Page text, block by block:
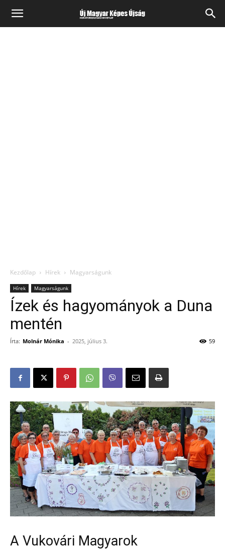
Kezdőlap Hírek Magyarságunk
Hírek Magyarságunk
Ízek és hagyományok a Duna
mentén
Írta: Molnár Mónika - 2025, július 3. 59
A Vukovári Magyarok